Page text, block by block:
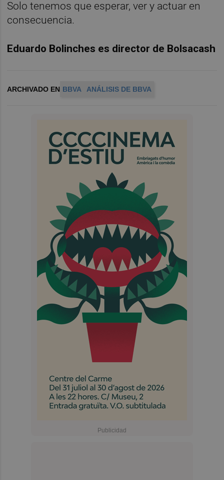
Solo tenemos que esperar, ver y actuar en
consecuencia.
Eduardo Bolinches es director de Bolsacash
ARCHIVADO EN BBVA ANÁLISIS DE BBVA